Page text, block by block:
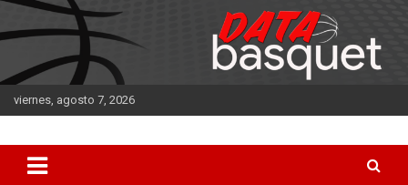
Saltar
al
contenido
viernes, agosto 7, 2026
DATA Basquet